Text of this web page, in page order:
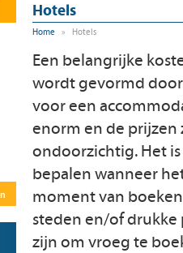
Hotels
Home » Hotels
Een belangrijke
wordt gevormd
voor een
enorm en de prijzen
ondoorzichtig. Het
bepalen wanneer
moment van
steden en/of
zijn om vroeg te